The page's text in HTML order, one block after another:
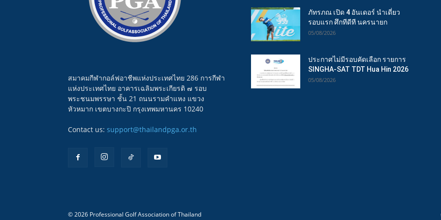
สมาคมกีฬากอล์ฟอาชีพแห่งประเทศไทย 286 การกีฬา
แห่งประเทศไทย อาคารเฉลิมพระเกียรติ ๗ รอบ
พระชนมพรรษา ชั้น 21 ถนนรามคำแหง แขวง
หัวหมาก เขตบางกะปิ กรุงเทพมหานคร 10240
Contact us: support@thailandpga.or.th
ภัทรภณ เปิด 4 อันเดอร์ นำเดี่ยว
รอบแรก ศึกทีดีที นครนายก
05/08/2026
ประกาศไม่มีรอบคัดเลือก รายการ
SINGHA-SAT TDT Hua Hin 2026
05/08/2026
© 2026 Professional Golf Association of Thailand